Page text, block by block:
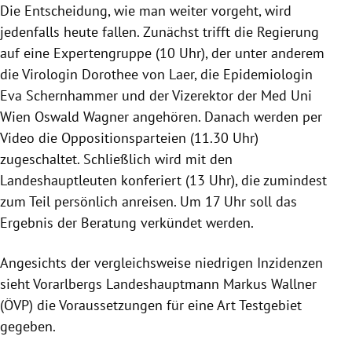
Die Entscheidung, wie man weiter vorgeht, wird
jedenfalls heute fallen. Zunächst trifft die Regierung
auf eine Expertengruppe (10 Uhr), der unter anderem
die Virologin Dorothee von Laer, die Epidemiologin
Eva Schernhammer und der Vizerektor der Med Uni
Wien Oswald Wagner angehören. Danach werden per
Video die Oppositionsparteien (11.30 Uhr)
zugeschaltet. Schließlich wird mit den
Landeshauptleuten konferiert (13 Uhr), die zumindest
zum Teil persönlich anreisen. Um 17 Uhr soll das
Ergebnis der Beratung verkündet werden.
Angesichts der vergleichsweise niedrigen Inzidenzen
sieht Vorarlbergs Landeshauptmann Markus Wallner
(ÖVP) die Voraussetzungen für eine Art Testgebiet
gegeben.